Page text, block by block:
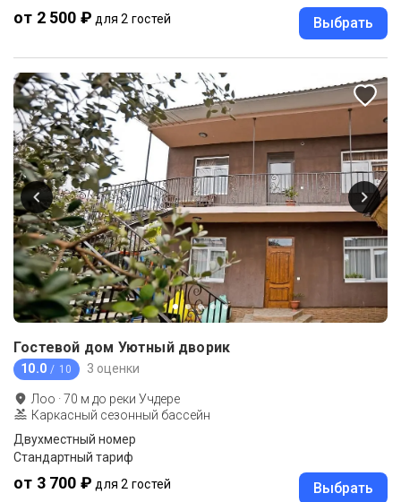
от 2 500 ₽ для 2 гостей Выбрать
Гостевой дом Уютный дворик
10.0 / 10 3 оценки
Лоо ·70 м до реки Учдере
Каркасный сезонный бассейн
Двухместный номер
Стандартный тариф
от 3 700 ₽ для 2 гостей Выбрать